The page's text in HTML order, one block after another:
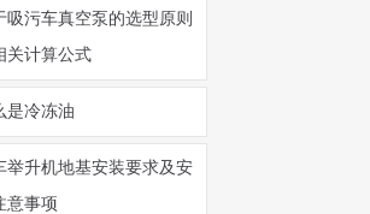
吸污车真空泵的选型原则
关计算公式
是冷冻油
举升机地基安装要求及安
意事项